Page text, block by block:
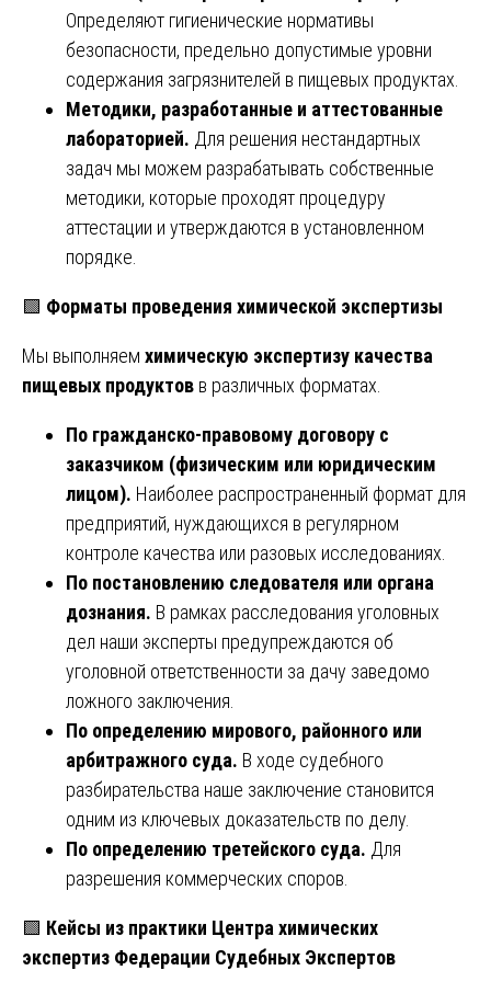
Определяют гигиенические нормативы
безопасности, предельно допустимые уровни
содержания загрязнителей в пищевых продуктах.
Методики, разработанные и аттестованные
лабораторией. Для решения нестандартных
задач мы можем разрабатывать собственные
методики, которые проходят процедуру
аттестации и утверждаются в установленном
порядке.
🟩 Форматы проведения химической экспертизы
Мы выполняем химическую экспертизу качества
пищевых продуктов в различных форматах.
По гражданско-правовому договору с
заказчиком (физическим или юридическим
лицом). Наиболее распространенный формат для
предприятий, нуждающихся в регулярном
контроле качества или разовых исследованиях.
По постановлению следователя или органа
дознания. В рамках расследования уголовных
дел наши эксперты предупреждаются об
уголовной ответственности за дачу заведомо
ложного заключения.
По определению мирового, районного или
арбитражного суда. В ходе судебного
разбирательства наше заключение становится
одним из ключевых доказательств по делу.
По определению третейского суда. Для
разрешения коммерческих споров.
🟩 Кейсы из практики Центра химических
экспертиз Федерации Судебных Экспертов